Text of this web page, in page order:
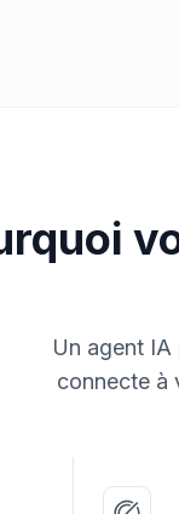
Un agent
connecte à